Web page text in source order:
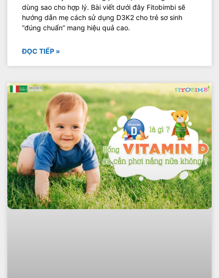
dùng sao cho hợp lý. Bài viết dưới đây Fitobimbi sẽ
hướng dẫn mẹ cách sử dụng D3K2 cho trẻ sơ sinh
“đúng chuẩn” mang hiệu quả cao.
ĐỌC TIẾP »